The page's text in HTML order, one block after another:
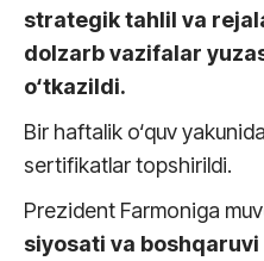
strategik tahlil va
dolzarb vazifalar
o‘tkazildi.
Bir haftalik o‘quv
sertifikatlar topshirildi.
Prezident Farmoniga
siyosati va